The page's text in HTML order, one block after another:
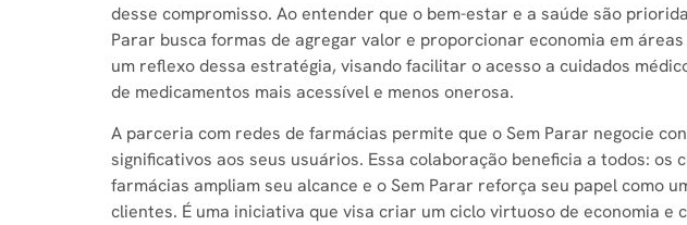
desse compromisso. Ao entender que o bem-estar e a saúde são
Parar busca formas de agregar valor e proporcionar economia em
um reflexo dessa estratégia, visando facilitar o acesso a cuidados
de medicamentos mais acessível e menos onerosa.
A parceria com redes de farmácias permite que o Sem Parar negocie
significativos aos seus usuários. Essa colaboração beneficia a todos: os
farmácias ampliam seu alcance e o Sem Parar reforça seu papel como
clientes. É uma iniciativa que visa criar um ciclo virtuoso de economia e